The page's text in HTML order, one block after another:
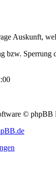
Auskunft,
bzw. Sperrung
© phpBB